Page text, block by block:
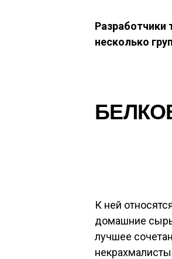
Разработчики
несколько
К ней
домашние
лучшее